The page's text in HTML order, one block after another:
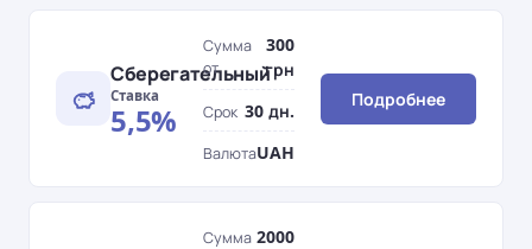
Сберегательный
Ставка
5,5%
Сумма
от
300
грн
Срок 30 дн.
ВалютаUAH
Подробнее
Сумма 2000